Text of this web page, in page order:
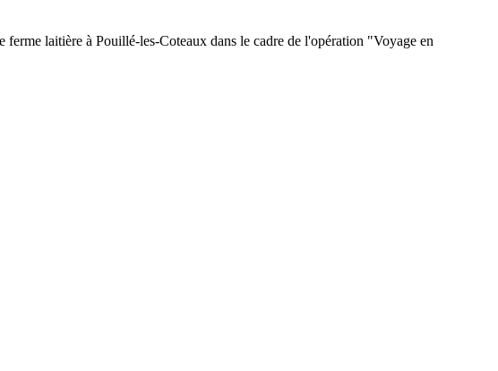
laitière à Pouillé-les-Coteaux dans le cadre de l'opération "Voyage en